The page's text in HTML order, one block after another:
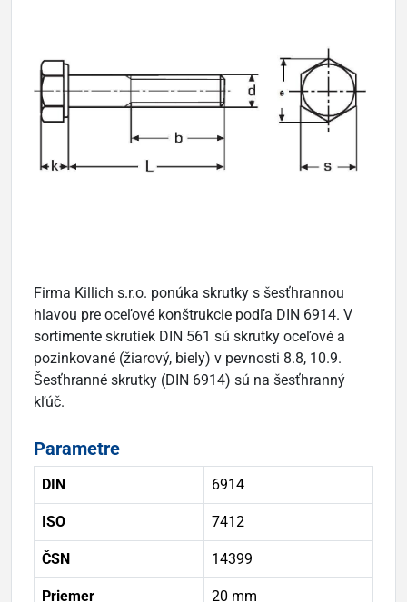
Firma Killich s.r.o. ponúka skrutky s šesťhrannou
hlavou pre oceľové konštrukcie podľa DIN 6914. V
sortimente skrutiek DIN 561 sú skrutky oceľové a
pozinkované (žiarový, biely) v pevnosti 8.8, 10.9.
Šesťhranné skrutky (DIN 6914) sú na šesťhranný
kľúč.
Parametre
DIN 6914
ISO 7412
ČSN 14399
Priemer 20 mm